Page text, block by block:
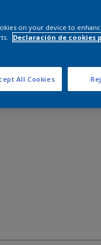
on your device to
Declaración de cookies
All Cookies